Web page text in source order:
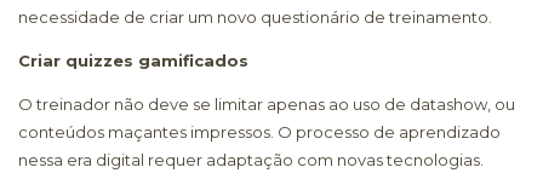
necessidade de criar um novo questionário de treinamento.
Criar quizzes gamificados
O treinador não deve se limitar apenas ao uso de datashow, ou
conteúdos maçantes impressos. O processo de aprendizado
nessa era digital requer adaptação com novas tecnologias.